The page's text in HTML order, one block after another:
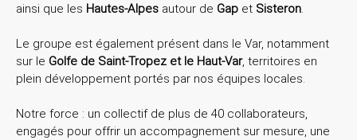
ainsi que les Hautes-Alpes autour de Gap et Sisteron.
Le groupe est également présent dans le Var, notamment
sur le Golfe de Saint-Tropez et le Haut-Var, territoires en
plein développement portés par nos équipes locales.
Notre force : un collectif de plus de 40 collaborateurs,
engagés pour offrir un accompagnement sur mesure, une